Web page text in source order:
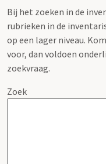
Bij het zoeken in de
rubrieken in de
op een lager niveau.
voor, dan voldoen
zoekvraag.
Zoek